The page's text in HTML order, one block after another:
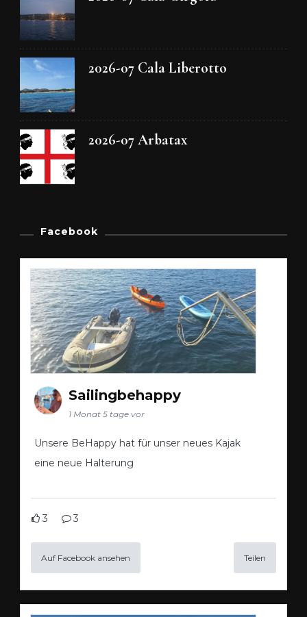
2026-07 Cala Liberotto
2026-07 Arbatax
Facebook
Sailingbehappy
1 Monat 5 tage vor
Unsere BeHappy hat für unser neues Kajak
eine neue Halterung
3 3
Auf Facebook ansehen Teilen